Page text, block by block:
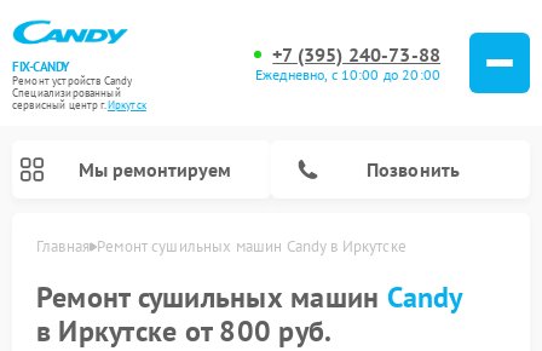
FIX-CANDY
Ремонт устройств Candy
Специализированный
cервисный центр г.Иркутск
+7 (395) 240-73-88
Ежедневно, с 10:00 до 20:00
Мы ремонтируем Позвонить
Главная Ремонт сушильных машин Candy в Иркутске
Ремонт сушильных машин Candy
в Иркутске от 800 руб.